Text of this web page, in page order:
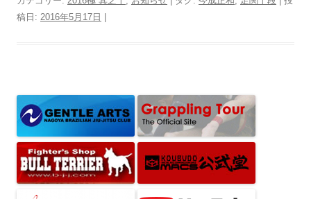
稿日: 2016年5月17日